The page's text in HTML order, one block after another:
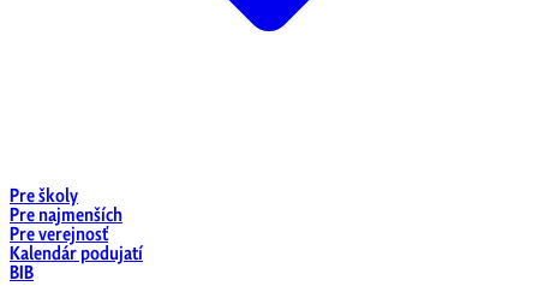
Pre školy
Pre najmenších
Pre verejnosť
Kalendár podujatí
BIB